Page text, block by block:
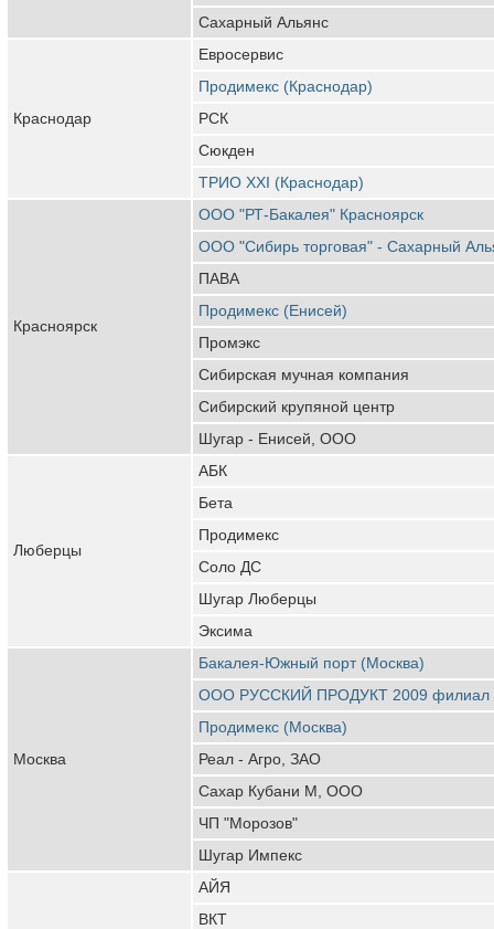
Сахарный Альянс
Краснодар
Евросервис
Продимекс (Краснодар)
РСК
Сюкден
ТРИО XXI (Краснодар)
Красноярск
ООО "РТ-Бакалея" Красноярск
ООО "Сибирь торговая" - Сахарный
ПАВА
Продимекс (Енисей)
Промэкс
Сибирская мучная компания
Сибирский крупяной центр
Шугар - Енисей, ООО
Люберцы
АБК
Бета
Продимекс
Соло ДС
Шугар Люберцы
Эксима
Москва
Бакалея-Южный порт (Москва)
ООО РУССКИЙ ПРОДУКТ 2009 филиал
Продимекс (Москва)
Реал - Агро, ЗАО
Сахар Кубани М, ООО
ЧП "Морозов"
Шугар Импекс
АЙЯ
ВКТ